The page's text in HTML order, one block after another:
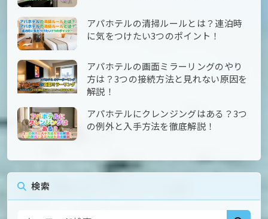
アパホテルの清掃ルールとは？連泊時
に気をつけたい3つのポイント！
アパホテルの画面ミラーリングのやり
方は？3つの接続方法と見れない原因を
解説！
アパホテルにクレンジングはある？3つ
の例外と入手方法を徹底解説！
検索